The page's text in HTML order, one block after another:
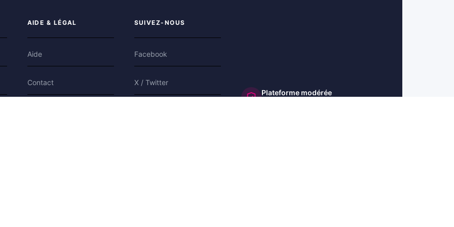
AIDE & LÉGAL
Aide
Contact
SUIVEZ-NOUS
Facebook
X / Twitter
Plateforme modérée